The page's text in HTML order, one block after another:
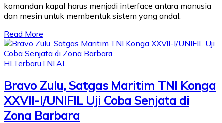
komandan kapal harus menjadi interface antara manusia
dan mesin untuk membentuk sistem yang andal.
Read More
HL TerbaruTNI AL
Bravo Zulu, Satgas Maritim TNI Konga
XXVII-I/UNIFIL Uji Coba Senjata di
Zona Barbara